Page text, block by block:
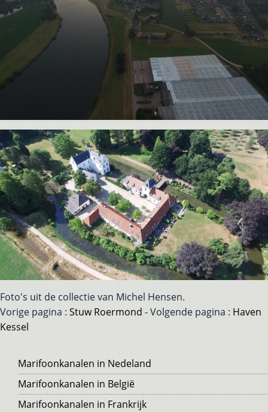
Foto's uit de collectie van Michel Hensen.
Vorige pagina : Stuw Roermond - Volgende pagina : Haven
Kessel
Voet
Marifoonkanalen in Nedeland
Marifoonkanalen in België
Marifoonkanalen in Frankrijk